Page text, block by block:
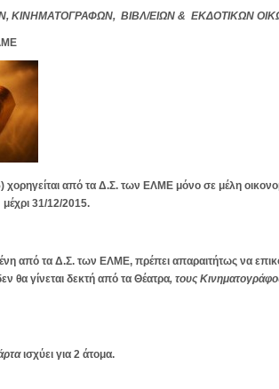
ΚΙΝΗΜΑΤΟΓΡΑΦΩΝ, ΒΙΒΛ/ΕΙΩΝ & ΕΚΔΟΤΙΚΩΝ
από τα Δ.Σ. των ΕΛΜΕ μόνο σε μέλη
μέχρι 31/12/2015.
από τα Δ.Σ. των ΕΛΜΕ, πρέπει απαραιτήτως να
θα γίνεται δεκτή από τα Θέατρα, τους
ισχύει για 2 άτομα.